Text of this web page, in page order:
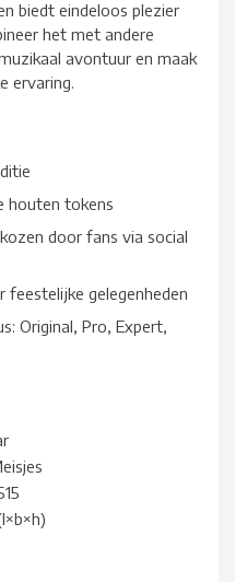
biedt eindeloos plezier
het met andere
avontuur en maak
ervaring.
houten tokens
door fans via social
gelegenheden
Original, Pro, Expert,